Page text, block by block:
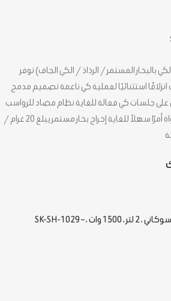
بالبخار المستمر / الرذاذ / الكي الجاف) توفر
انزلاقًا استثنائيًا لعملية كي ناعمة تصميم مدمج
جلسات كي فعالة للغاية نظام مضاد للرواسب
الكلسية يجعل تنظيف المكواة أمرًا سهلاً للغاية إخراج بخار مستمر يبلغ 20 غرام /